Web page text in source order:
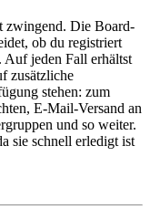
zwingend. Die Board-
ob du registriert
Auf jeden Fall erhältst
zusätzliche
stehen: zum
E-Mail-Versand an
und so weiter.
sie schnell erledigt ist